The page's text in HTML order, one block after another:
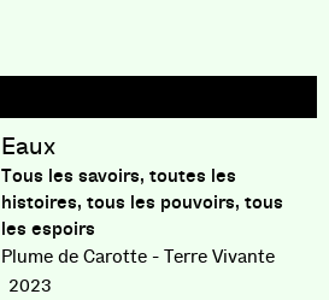
Eaux
Tous les savoirs, toutes les
histoires, tous les pouvoirs, tous
les espoirs
Plume de Carotte - Terre Vivante
2023